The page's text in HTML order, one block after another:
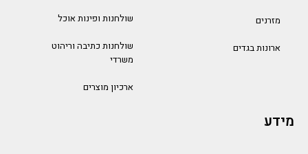
מזרנים
ארונות בגדים
שולחנות ופינות אוכל
שולחנות כתיבה וריהוט
משרדי
ארכיון מוצרים
מידע